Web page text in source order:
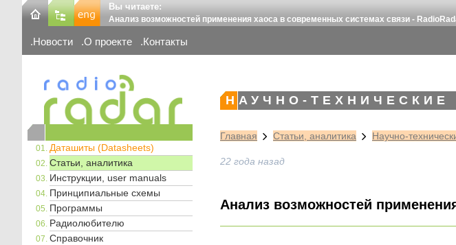
Вы читаете:
Анализ возможностей применения хаоса в современных системах связи -
Новости О проекте Контакты
Даташиты (Datasheets)
Статьи, аналитика
Инструкции, user manuals
Принципиальные схемы
Программы
Радиолюбителю
Справочник
НАУЧНО-ТЕХНИЧЕСКИЕ
Главная Статьи, аналитика Научно-
22 года назад
Анализ возможностей